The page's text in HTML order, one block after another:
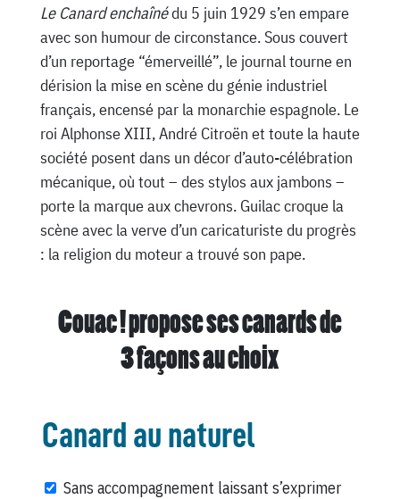
Le Canard enchaînédu 5 juin 1929 s’en empare
avec son humour de circonstance. Sous couvert
d’un reportage “émerveillé”, le journal tourne en
dérision la mise en scène du génie industriel
français, encensé par la monarchie espagnole. Le
roi Alphonse XIII, André Citroën et toute la haute
société posent dans un décor d’auto-célébration
mécanique, où tout – des stylos aux jambons –
porte la marque aux chevrons. Guilac croque la
scène avec la verve d’un caricaturiste du progrès
: la religion du moteur a trouvé son pape.
Couac ! propose ses canards de
3 façons au choix
Canard au naturel
Sans accompagnement laissant s’exprimer